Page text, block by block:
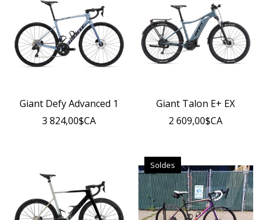
Giant Defy Advanced 1
3 824,00$CA
Giant Talon E+ EX
2 609,00$CA
Soldes